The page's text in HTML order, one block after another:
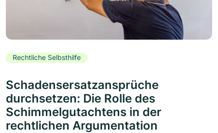
Rechtliche Selbsthilfe
Schadensersatzansprüche
durchsetzen: Die Rolle des
Schimmelgutachtens in der
rechtlichen Argumentation